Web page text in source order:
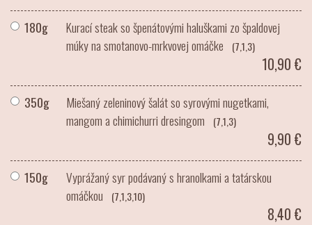
180g
Kurací steak so špenátovými haluškami zo špaldovej
múky na smotanovo-mrkvovej omáčke
(7,1,3)
10,90 €
350g
Miešaný zeleninový šalát so syrovými nugetkami,
mangom a chimichurri dresingom
(7,1,3)
9,90 €
150g
Vyprážaný syr podávaný s hranolkami a tatárskou
omáčkou
(7,1,3,10)
8,40 €